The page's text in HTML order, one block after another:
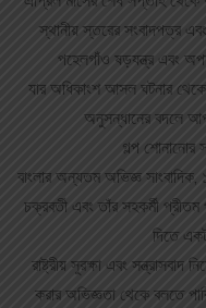
স্থানীয় স্তরের সংবাদপত্র
পহেলগাঁও ষড়যন্ত্র এবং
যার অধিকাংশ আসল ঘটনার
অনুসন্ধানের বদলে
গল্প শোনানোর
বাংলার অন্যতম অভিজ্ঞ
চক্রবর্তী এবং তাঁর সহকর্মী
দিতে
রাষ্ট্রীয় সুরক্ষা এবং
করার অভিজ্ঞতা থেকে বলতে